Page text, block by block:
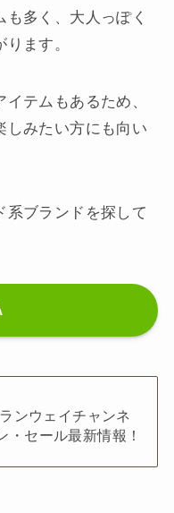
多く、大人っぽく
ます。
テムもあるため、
しみたい方にも向い
系ブランドを探して
ンウェイチャンネ
・セール最新情報！